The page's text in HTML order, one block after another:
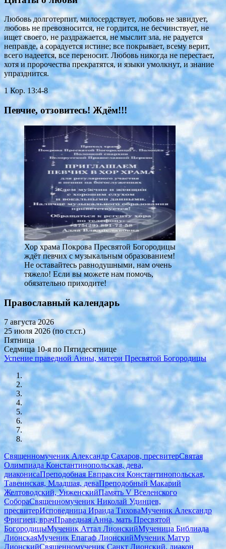
Любовь долготерпит, милосердствует, любовь не завидует,
любовь не превозносится, не гордится, не бесчинствует, не
ищет своего, не раздражается, не мыслит зла, не радуется
неправде, а сорадуется истине; все покрывает, всему верит,
всего надеется, все переносит. Любовь никогда не перестает,
хотя и пророчества прекратятся, и языки умолкнут, и знание
упразднится.
1 Кор. 13:4-8
Певчие, отзовитесь! Ждём!!!
Хор храма Покрова Пресвятой Богородицы
ждёт певчих с музыкальным образованием!
Не оставайтесь равнодушными, нам очень
тяжело! Если вы можете нам помочь,
обязательно приходите!
Православный календарь
7 августа 2026
25 июля 2026 (по ст.ст.)
Пятница
Седмица 10-я по Пятидесятнице
Успение праведной Анны, матери Пресвятой Богородицы
Священномученик Александр Сахаров, пресвитерСвятая
Олимпиада Константинопольская, дева,
диаконисаПреподобная Евпраксия Константинопольская,
Тавеннская, Младшая, деваПреподобный Макарий
Желтоводский, УнженскийПамять V Вселенского
СобораСвященномученик Николай Удинцев,
пресвитерИсповедница Ираида ТиховаМученик Александр
Фригиец, врачПраведная Анна, мать Пресвятой
БогородицыМученик Аттал ЛионскийМученица Библиада
ЛионскаяМученик Епагаф ЛионскийМученик Матур
ЛионскийСвященномученик Санкт Лионский, диакон